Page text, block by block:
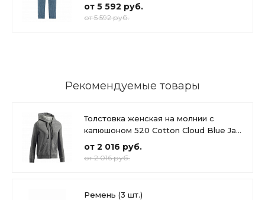
от 5 592 руб.
от 5 592 руб.
Рекомендуемые товары
Толстовка женская на молнии с
капюшоном 520 Cotton Cloud Blue Jay
Basics
от 2 016 руб.
от 2 016 руб.
Ремень (3 шт.)